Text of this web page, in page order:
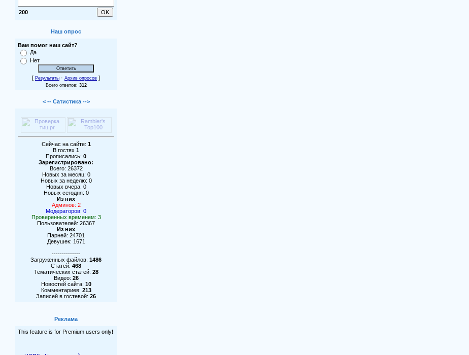
200
Наш опрос
Вам помог наш сайт?
Да
Нет
[ Результаты · Архив опросов ]
Всего ответов: 312
< -- Сатистика -->
Сейчас на сайте: 1
В гостях 1
Прописались: 0
Зарегистрировано:
Всего: 26372
Новых за месяц: 0
Новых за неделю: 0
Новых вчера: 0
Новых сегодня: 0
Из них
Админов: 2
Модераторов: 0
Проверенных временем: 3
Пользователей: 26367
Из них
Парней: 24701
Девушек: 1671
--------------
Загруженных файлов: 1486
Статей: 468
Тематических статей: 28
Видео: 26
Новостей сайта: 10
Комментариев: 213
Записей в гостевой: 26
Реклама
This feature is for Premium users only!